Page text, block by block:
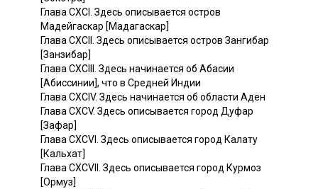
Глава CXCI. Здесь описывается остров
Мадейгаскар [Мадагаскар]
Глава СХСII. Здесь описывается остров Зангибар
[Занзибар]
Глава СХСIII. Здесь начинается об Абасии
[Абиссинии], что в Средней Индии
Глава CXCIV. Здесь начинается об области Аден
Глава CXCV. Здесь описывается город Дуфар
[Зафар]
Глава СХСVI. Здесь описывается город Калату
[Кальхат]
Глава CXCVII. Здесь описывается город Курмоз
[Ормуз]